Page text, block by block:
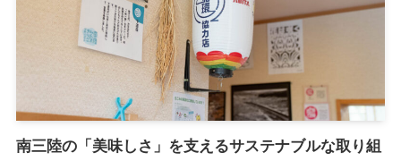
南三陸の「美味しさ」を支えるサステナブルな取り組